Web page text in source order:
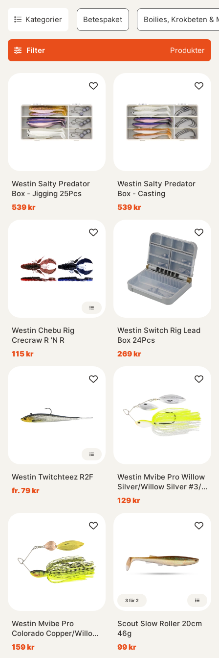
Kategorier Betespaket Boilies, Krokbeten &
Filter Produkter
Westin Salty Predator
Box - Jigging 25Pcs
539 kr
Westin Salty Predator
Box - Casting
539 kr
Westin Chebu Rig
Crecraw R 'N R
115 kr
Westin Switch Rig Lead
Box 24Pcs
269 kr
Westin Twitchteez R2F
fr. 79 kr
Westin Mvibe Pro Willow
Silver/Willow Silver #3/0
14g Tungsten Sinking -
Lemon
129 kr
Westin Mvibe Pro
Colorado Copper/Willow
Gold #4/0 28g Tungsten
Sinking - Kaiko
159 kr
3 för 2
Scout Slow Roller 20cm
46g
99 kr